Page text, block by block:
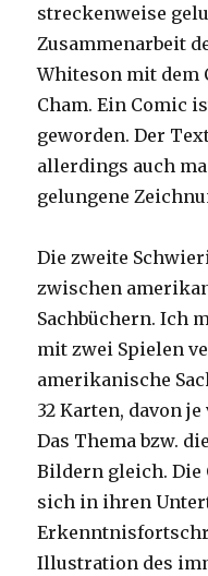
streckenweise
Zusammenarbeit
Whiteson mit dem
Cham. Ein Comic
geworden. Der
allerdings auch
gelungene
Die zweite
zwischen
Sachbüchern. Ich
mit zwei Spielen
amerikanische
32 Karten, davon
Das Thema bzw.
Bildern gleich. Die
sich in ihren
Illustration des